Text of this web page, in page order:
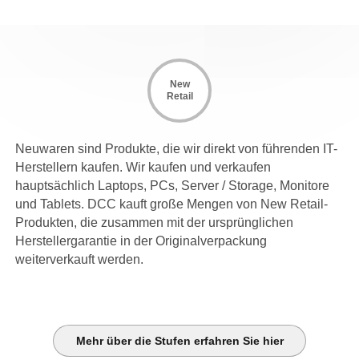
New
Retail
Neuwaren sind Produkte, die wir direkt von führenden IT-
Herstellern kaufen. Wir kaufen und verkaufen
hauptsächlich Laptops, PCs, Server / Storage, Monitore
und Tablets. DCC kauft große Mengen von New Retail-
Produkten, die zusammen mit der ursprünglichen
Herstellergarantie in der Originalverpackung
weiterverkauft werden.
Mehr über die Stufen erfahren Sie hier